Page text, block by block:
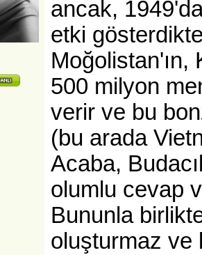
ancak,
etki
Moğolistan'ın,
500 milyon
verir ve bu
(bu arada
Acaba,
olumlu cevap
Bununla
oluşturmaz ve